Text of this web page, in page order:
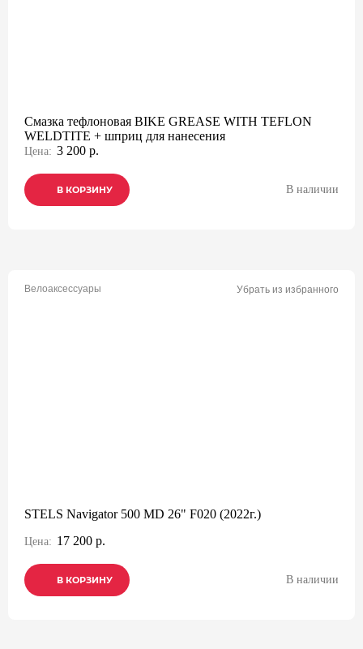
Смазка тефлоновая BIKE GREASE WITH TEFLON
WELDTITE + шприц для нанесения
Цена: 3 200 р.
В КОРЗИНУ
В КОРЗИНУ
В КОРЗИНУ В наличии
Велоаксессуары Убрать из избранного
STELS Navigator 500 MD 26" F020 (2022г.)
Цена: 17 200 р.
В КОРЗИНУ
В КОРЗИНУ
В КОРЗИНУ В наличии